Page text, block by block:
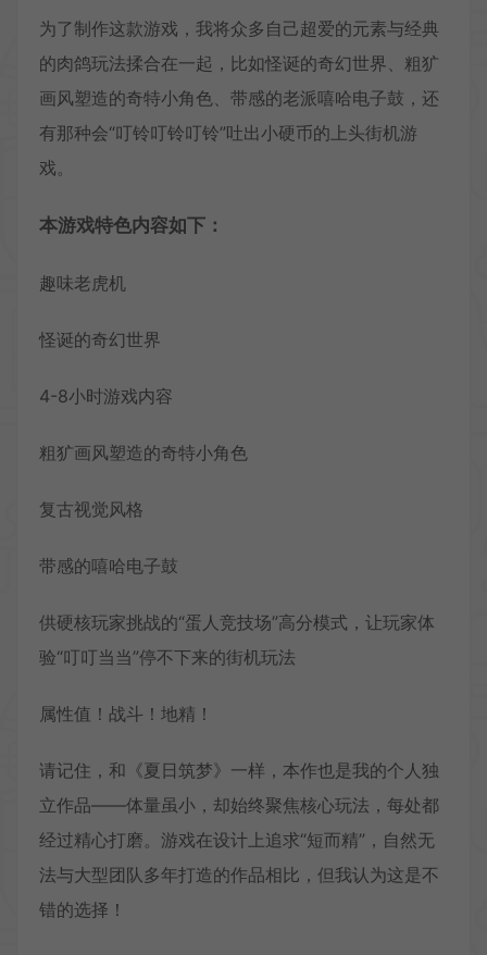
为了制作这款游戏，我将众多自己超爱的元素与经典
的肉鸽玩法揉合在一起，比如怪诞的奇幻世界、粗犷
画风塑造的奇特小角色、带感的老派嘻哈电子鼓，还
有那种会“叮铃叮铃叮铃”吐出小硬币的上头街机游
戏。
本游戏特色内容如下：
趣味老虎机
怪诞的奇幻世界
4-8小时游戏内容
粗犷画风塑造的奇特小角色
复古视觉风格
带感的嘻哈电子鼓
供硬核玩家挑战的“蛋人竞技场”高分模式，让玩家体
验“叮叮当当”停不下来的街机玩法
属性值！战斗！地精！
请记住，和《夏日筑梦》一样，本作也是我的个人独
立作品——体量虽小，却始终聚焦核心玩法，每处都
经过精心打磨。游戏在设计上追求“短而精”，自然无
法与大型团队多年打造的作品相比，但我认为这是不
错的选择！